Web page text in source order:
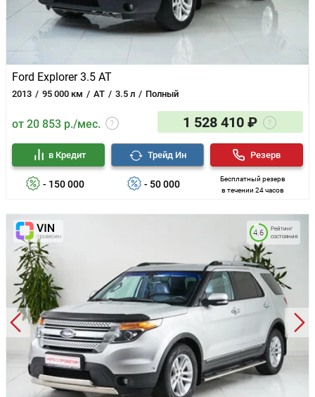
Ford Explorer 3.5 AT
2013 95 000 км AT 3.5 л Полный
от 20 853 р./мес. 1 528 410 ₽
- 150 000
в Кредит
- 50 000
Трейд Ин
Бесплатный резерв
в течении 24 часов
Резерв
Рейтинг
состояния
4.6